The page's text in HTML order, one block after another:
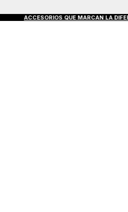
ACCESORIOS QUE MARCAN LA DIFERENCIA